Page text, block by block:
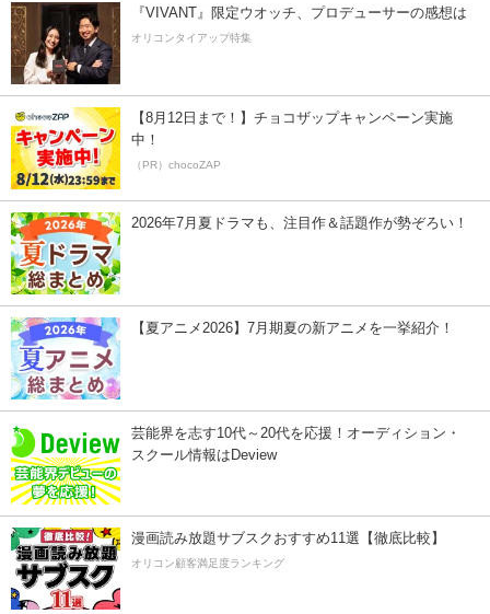
『VIVANT』限定ウオッチ、プロデューサーの感想は
オリコンタイアップ特集
【8月12日まで！】チョコザップキャンペーン実施
中！
（PR）chocoZAP
2026年7月夏ドラマも、注目作＆話題作が勢ぞろい！
【夏アニメ2026】7月期夏の新アニメを一挙紹介！
芸能界を志す10代～20代を応援！オーディション・
スクール情報はDeview
漫画読み放題サブスクおすすめ11選【徹底比較】
オリコン顧客満足度ランキング